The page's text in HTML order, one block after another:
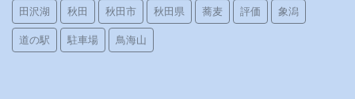
田沢湖 秋田 秋田市 秋田県 蕎麦 評価 象潟
道の駅 駐車場 鳥海山